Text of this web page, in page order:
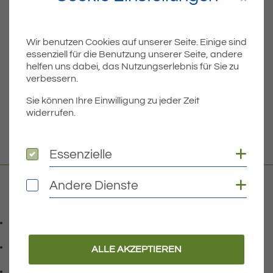
Titel für Beitrag
Öffentliche Bekanntmachung des Ergebnisses der Bürgermeisterwahl am 06.04.2025
BEITRÄGE
07541 9708 - 77
Faxnummer: 0 7 5 4 1 9 7 0 8 7 7
Wir benutzen Cookies auf unserer Seite. Einige sind
essenziell für die Benutzung unserer Seite, andere
helfen uns dabei, das Nutzungserlebnis für Sie zu
verbessern.
Sie können Ihre Einwilligung zu jeder Zeit
widerrufen.
Essenzielle
Essenzielle
Andere Dienste
Andere Dienste
ALLE AKZEPTIEREN